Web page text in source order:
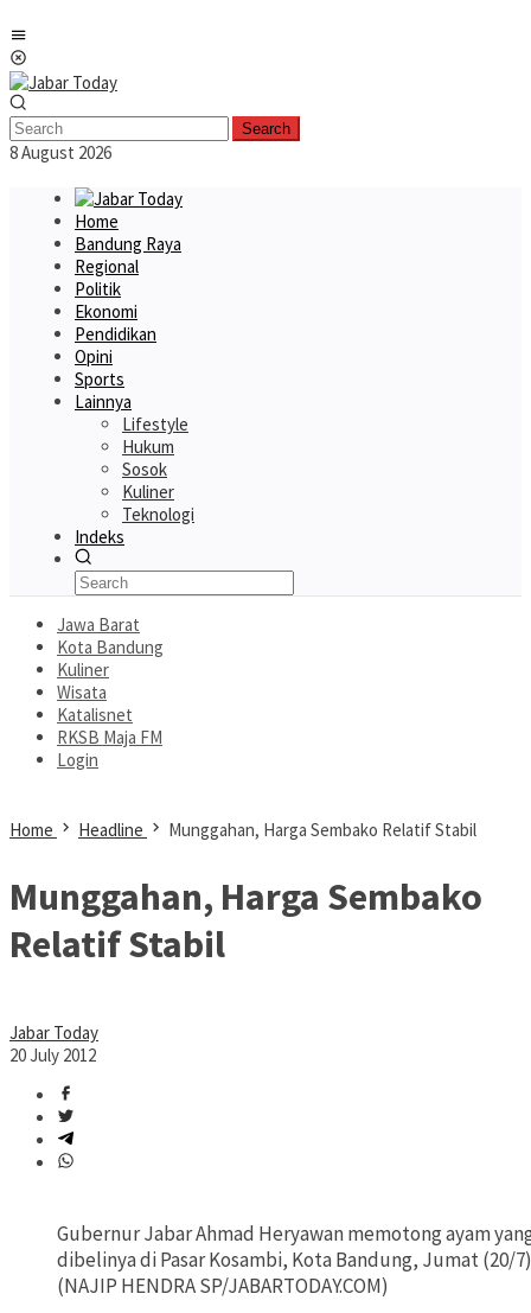
to
content
Search
8 August 2026
Home
Bandung Raya
Regional
Politik
Ekonomi
Pendidikan
Opini
Sports
Lainnya
Lifestyle
Hukum
Sosok
Kuliner
Teknologi
Indeks
Jawa Barat
Kota Bandung
Kuliner
Wisata
Katalisnet
RKSB Maja FM
Login
Home Headline Munggahan, Harga Sembako Relatif Stabil
Munggahan, Harga Sembako
Relatif Stabil
Jabar Today
20 July 2012
Gubernur Jabar Ahmad Heryawan memotong ayam
dibelinya di Pasar Kosambi, Kota Bandung, Jumat (20/
(NAJIP HENDRA SP/JABARTODAY.COM)